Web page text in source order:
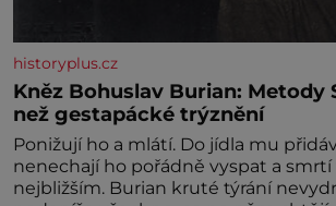
historyplus.cz
Kněz Bohuslav Burian: Metody
než gestapácké trýznění
Ponižují ho a mlátí. Do jídla mu
nenechají ho pořádně vyspat a
nejbližším. Burian kruté týrání